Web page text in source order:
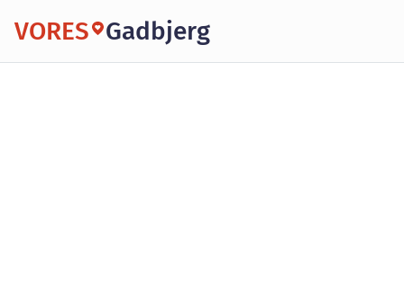
VORES Gadbjerg